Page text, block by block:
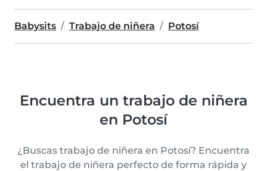
Babysits Trabajo de niñera Potosí
Encuentra un trabajo de niñera
en Potosí
¿Buscas trabajo de niñera en Potosí? Encuentra
el trabajo de niñera perfecto de forma rápida y